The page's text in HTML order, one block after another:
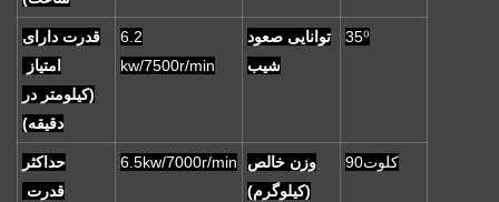
قدرت دارای
امتیاز
(کیلومتر در
دقیقه)
6.2
kw/7500r/min
توانایی صعود
شیب
35⁰
حداکثر
قدرت
6.5kw/7000r/min
وزن خالص
(کیلوگرم)
کلوت90